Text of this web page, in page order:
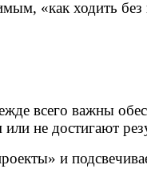
«как ходить
всего важны
не достигают
и